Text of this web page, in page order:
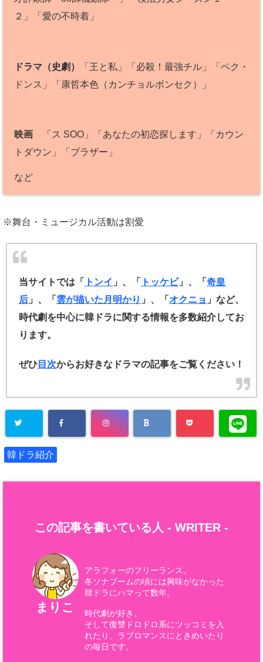
２」「愛の不時着」
ドラマ（史劇）
「王と私」「必殺！最強チル」「ペク・
ドンス」「康哲本色（カンチョルボンセク）」
映画
「ス SOO」「あなたの初恋探します」「カウン
トダウン」「ブラザー」
など
※舞台・ミュージカル活動は割愛
当サイトでは「 トンイ 」、「 トッケビ」、「 奇皇
后 」、「 雲が描いた月明かり 」、「 オクニョ 」など、
時代劇を中心に韓ドラに関する情報を多数紹介してお
ります。
ぜひ 目次からお好きなドラマの記事をご覧ください！
韓ドラ紹介
この記事を書いている人 - WRITER -
まりこ
アラフォーのフリーランス。
冬ソナブームの頃には興味がなかった
韓ドラにハマって数年。
時代劇が好き。
そして復讐ドロドロ系にツッコミを入
れたり、ラブロマンスにときめいたり
の毎日です。